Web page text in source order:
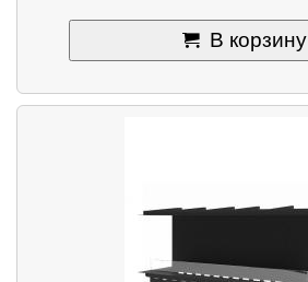
В корзину